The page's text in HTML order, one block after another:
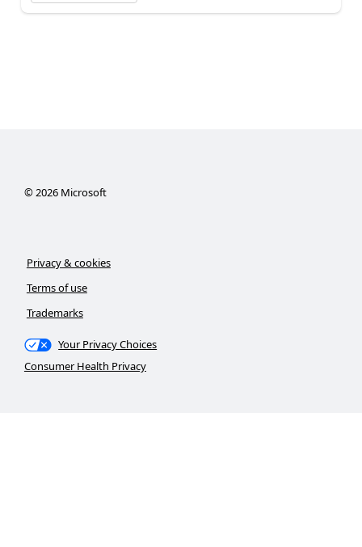
©2026Microsoft
Privacy & cookies
Terms of use
Trademarks
Your Privacy Choices
Consumer Health Privacy